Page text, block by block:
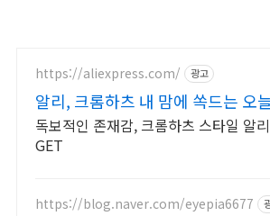
https://aliexpress.com/ 광고
알리, 크롬하츠 내 맘에 쏙드는 오
독보적인 존재감, 크롬하츠 스타일 알
GET
https://blog.naver.com/eyepia6677